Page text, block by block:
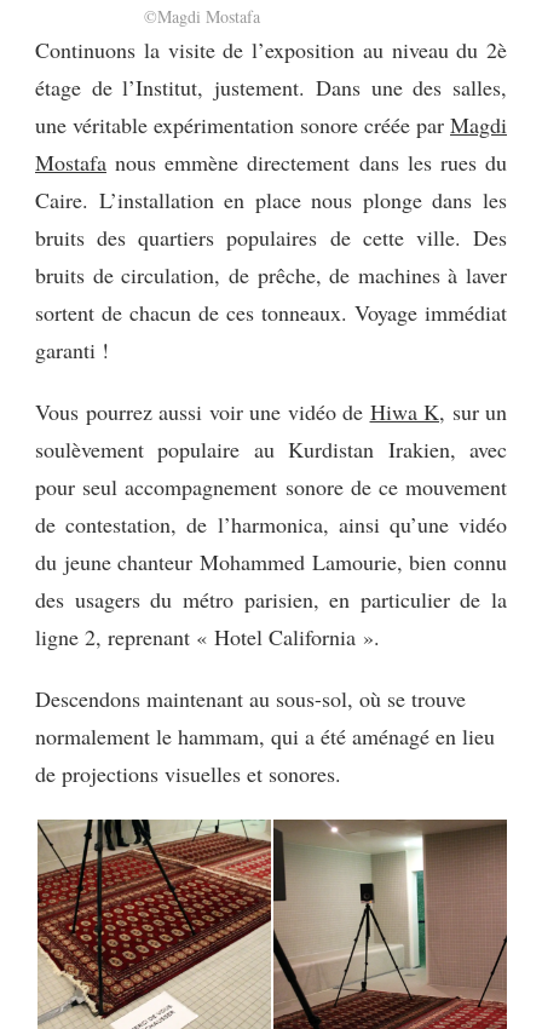
©Magdi Mostafa
Continuons la visite de l’exposition au niveau du 2è
étage de l’Institut, justement. Dans une des salles,
une véritable expérimentation sonore créée par Magdi
Mostafa nous emmène directement dans les rues du
Caire. L’installation en place nous plonge dans les
bruits des quartiers populaires de cette ville. Des
bruits de circulation, de prêche, de machines à laver
sortent de chacun de ces tonneaux. Voyage immédiat
garanti !
Vous pourrez aussi voir une vidéo de Hiwa K, sur un
soulèvement populaire au Kurdistan Irakien, avec
pour seul accompagnement sonore de ce mouvement
de contestation, de l’harmonica, ainsi qu’une vidéo
du jeune chanteur Mohammed Lamourie, bien connu
des usagers du métro parisien, en particulier de la
ligne 2, reprenant « Hotel California ».
Descendons maintenant au sous-sol, où se trouve
normalement le hammam, qui a été aménagé en lieu
de projections visuelles et sonores.